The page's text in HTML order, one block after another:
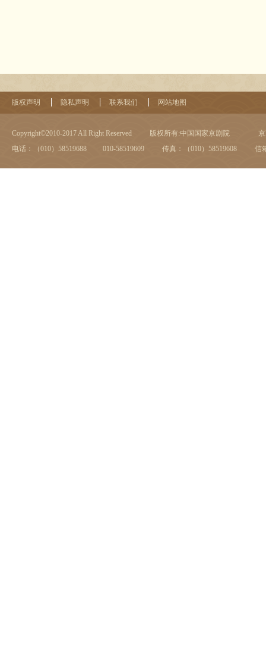
版权声明 隐私声明 联系我们 网站地图
Copyright©2010-2017 All Right Reserved 版权所有:中国国家京剧院
电话：（010）58519688 010-58519609
传真：（010）58519608 信